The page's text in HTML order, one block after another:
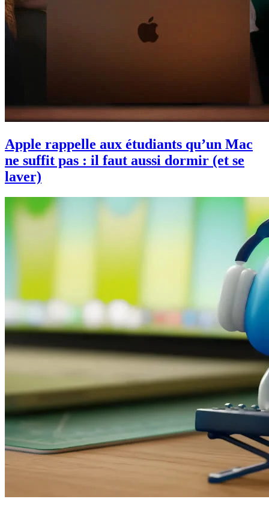
Apple rappelle aux étudiants qu’un Mac
ne suffit pas : il faut aussi dormir (et se
laver)